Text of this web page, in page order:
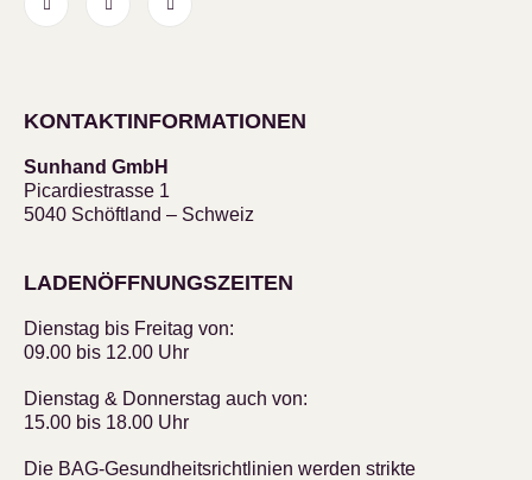
KONTAKTINFORMATIONEN
Sunhand GmbH
Picardiestrasse 1
5040 Schöftland – Schweiz
LADENÖFFNUNGSZEITEN
Dienstag bis Freitag von:
09.00 bis 12.00 Uhr
Dienstag & Donnerstag auch von:
15.00 bis 18.00 Uhr
Die BAG-Gesundheitsrichtlinien werden strikte